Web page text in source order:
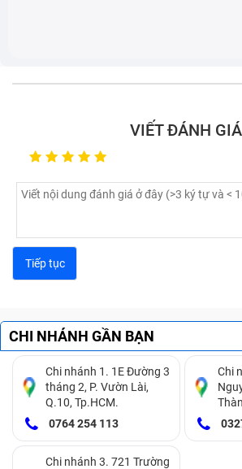
Bạn bật ứng dụng camera lên chỉ
Khi chụp ảnh camera có dấu hiệu
Plus/ G3416/ G3412 bị nhòe màu,
Camera điện thoại Sau Sony Xperia
G3412 bị mờ
VIẾT ĐÁNH GIÁ
CHI NHÁNH GẦN BẠN
Chi nhánh 1. 1E Đường 3
tháng 2, P. Vườn Lài,
Q.10, Tp.HCM.
0764 254 113
Chi
Chi nhánh 3. 721 Trường